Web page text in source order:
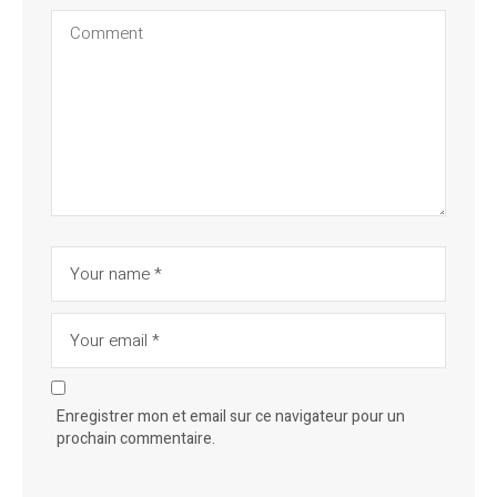
Enregistrer mon et email sur ce navigateur pour un
prochain commentaire.